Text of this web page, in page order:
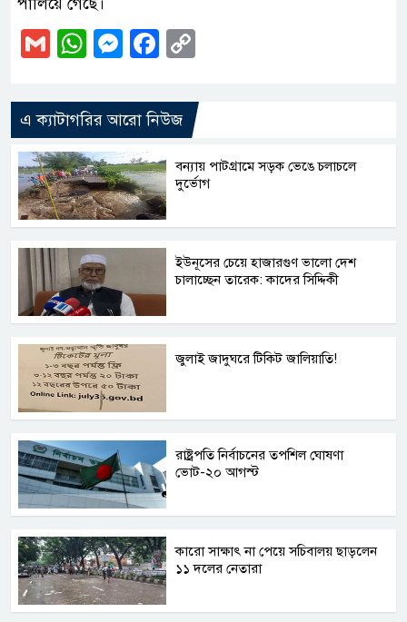
পালিয়ে গেছে।
GmailWhatsApp
Messenger
Facebook
এ ক্যাটাগরির আরো নিউজ
বন্যায় পাটগ্রামে সড়ক ভেঙে চলাচলে
দুর্ভোগ
ইউনূসের চেয়ে হাজারগুণ ভালো দেশ
চালাচ্ছেন তারেক: কাদের সিদ্দিকী
জুলাই জাদুঘরে টিকিট জালিয়াতি!
রাষ্ট্রপতি নির্বাচনের তপশিল ঘোষণা
ভোট-২০ আগস্ট
কারো সাক্ষাৎ না পেয়ে সচিবালয় ছাড়লেন
১১ দলের নেতারা